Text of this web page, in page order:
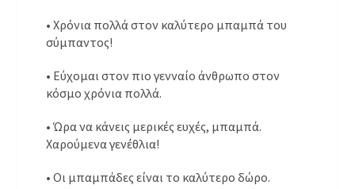
• Χρόνια πολλά στον καλύτερο μπαμπά του
σύμπαντος!
• Εύχομαι στον πιο γενναίο άνθρωπο στον
κόσμο χρόνια πολλά.
• Ώρα να κάνεις μερικές ευχές, μπαμπά.
Χαρούμενα γενέθλια!
• Οι μπαμπάδες είναι το καλύτερο δώρο.